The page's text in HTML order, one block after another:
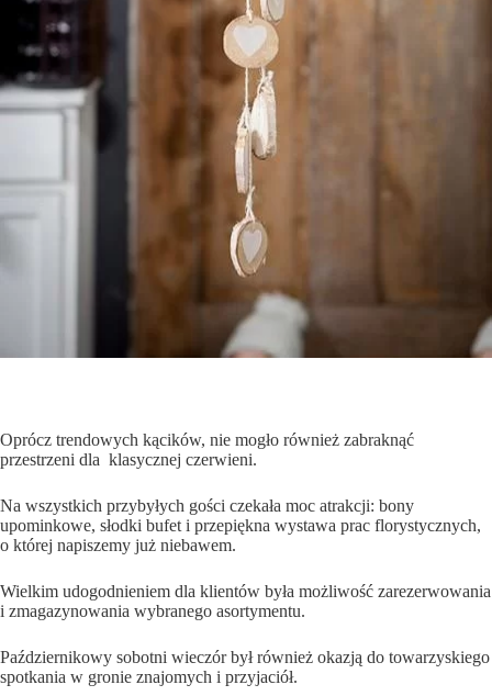
Oprócz trendowych kącików, nie mogło również zabraknąć
przestrzeni dla klasycznej czerwieni.
Na wszystkich przybyłych gości czekała moc atrakcji: bony
upominkowe, słodki bufet i przepiękna wystawa prac florystycznych,
o której napiszemy już niebawem.
Wielkim udogodnieniem dla klientów była możliwość zarezerwowania
i zmagazynowania wybranego asortymentu.
Październikowy sobotni wieczór był również okazją do towarzyskiego
spotkania w gronie znajomych i przyjaciół.